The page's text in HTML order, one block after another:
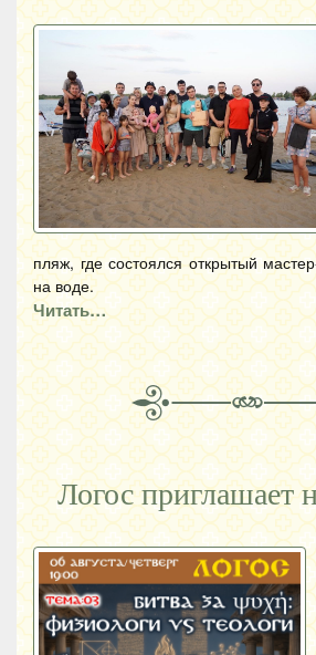
пляж, где состоялся открытый
на воде.
Читать…
Логос приглашает